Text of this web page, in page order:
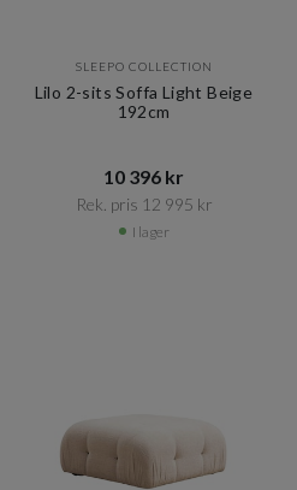
SLEEPO COLLECTION
Lilo 2-sits Soffa Light Beige
192cm
10 396 kr​​
Rek. pris 12 995 kr​​
I lager